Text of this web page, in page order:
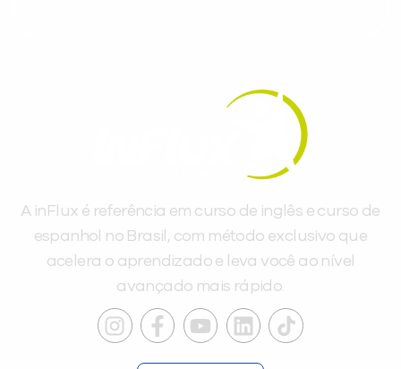
A inFlux é referência em curso de inglês e curso de
espanhol no Brasil, com método exclusivo que
acelera o aprendizado e leva você ao nível
avançado mais rápido.